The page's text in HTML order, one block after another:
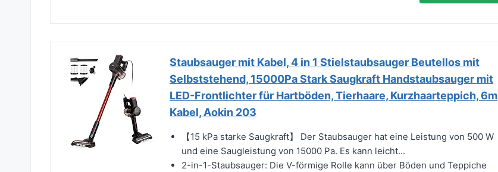
Staubsauger mit Kabel, 4 in 1 Stielstaubsauger Beutellos mit
Selbststehend, 15000Pa Stark Saugkraft Handstaubsauger mit
LED-Frontlichter für Hartböden, Tierhaare, Kurzhaarteppich, 6m
Kabel, Aokin 203
【15 kPa starke Saugkraft】 Der Staubsauger hat eine Leistung von 500 W
und eine Saugleistung von 15000 Pa. Es kann leicht...
2-in-1-Staubsauger: Die V-förmige Rolle kann über Böden und Teppiche